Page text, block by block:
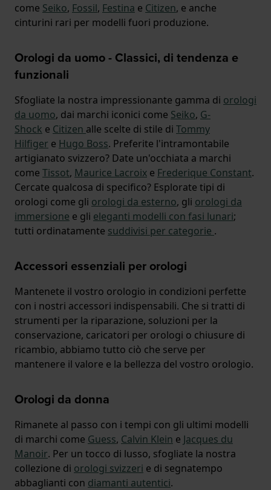
come Seiko, Fossil, Festina e Citizen, e anche
cinturini rari per modelli fuori produzione.
Orologi da uomo - Classici, di tendenza e
funzionali
Sfogliate la nostra impressionante gamma di orologi
da uomo, dai marchi iconici come Seiko, G-
Shock e Citizen alle scelte di stile di Tommy
Hilfiger e Hugo Boss. Preferite l'intramontabile
artigianato svizzero? Date un'occhiata a marchi
come Tissot, Maurice Lacroix e Frederique Constant.
Cercate qualcosa di specifico? Esplorate tipi di
orologi come gli orologi da esterno, gli orologi da
immersione e gli eleganti modelli con fasi lunari;
tutti ordinatamente suddivisi per categorie .
Accessori essenziali per orologi
Mantenete il vostro orologio in condizioni perfette
con i nostri accessori indispensabili. Che si tratti di
strumenti per la riparazione, soluzioni per la
conservazione, caricatori per orologi o chiusure di
ricambio, abbiamo tutto ciò che serve per
mantenere il valore e la bellezza del vostro orologio.
Orologi da donna
Rimanete al passo con i tempi con gli ultimi modelli
di marchi come Guess, Calvin Klein e Jacques du
Manoir. Per un tocco di lusso, sfogliate la nostra
collezione di orologi svizzeri e di segnatempo
abbaglianti con diamanti autentici.